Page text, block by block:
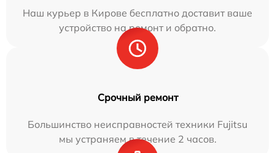
Наш курьер в Кирове бесплатно доставит ваше
устройство на ремонт и обратно.
Срочный ремонт
Большинство неисправностей техники Fujitsu
мы устраняем в течение 2 часов.